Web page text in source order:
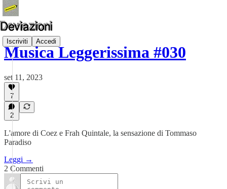
Iscriviti Accedi
Musica Leggerissima #030
set 11, 2023
7
2
L'amore di Coez e Frah Quintale, la sensazione di Tommaso
Paradiso
Leggi →
2 Commenti